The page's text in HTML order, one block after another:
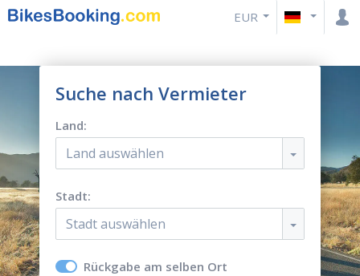
EUR
Suche nach Vermieter
Land:
Land auswählen
Stadt:
Stadt auswählen
Rückgabe am selben Ort